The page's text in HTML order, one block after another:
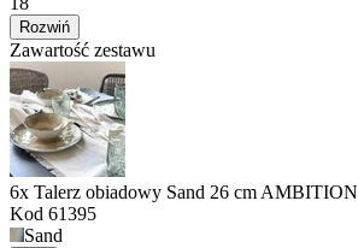
Rozwiń
Zawartość zestawu
6x Talerz obiadowy Sand 26 cm AMBITION
Kod 61395
Sand